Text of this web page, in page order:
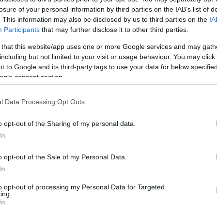
of your personal information by third parties on the IAB’s list of
This information may also be disclosed by us to third parties on the
Participants that may further disclose it to other third parties.
that this website/app uses one or more Google services and may
but not limited to your visit or usage behaviour. You may
to Google and its third-party tags to use your data for below
consent section.
Data Processing Opt Outs
opt-out of the Sharing of my personal data.
opt-out of the Sale of my Personal Data.
opt-out of processing my Personal Data for Targeted
Ρόκετς: Ρεσιτάλ του…
39άρη και μεγάλο
“διπλό” χωρίς Ντουράντ
03/FEB/26 07:54
Ο Αλπερέν Σενγκούν πέτυχε 39 πόντους
και οδήγησε τους Ρόκετς σε μεγάλο
"διπλό" κατά των Πέισερς με 118-114,
Σπερς: Ο
Γουεμπανιάμα… κατάπιε
ανατροπή στο Χιούστον
29/JAN/26 07:47
παιχνίδι στο Χιούστον και οι Σπερς πέρασαν